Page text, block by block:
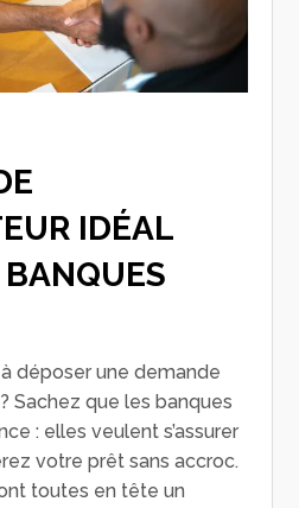
IDÉAL
déposer une demande
Sachez que les banques
: elles veulent s’assurer
votre prêt sans accroc.
toutes en tête un